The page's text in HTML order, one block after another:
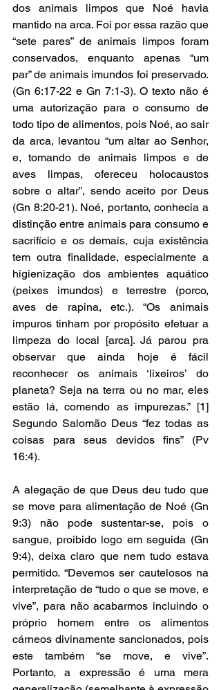
dos animais limpos que Noé havia
mantido na arca. Foi por essa razão que
“sete pares” de animais limpos foram
conservados, enquanto apenas “um
par” de animais imundos foi preservado.
(Gn 6:17-22 e Gn 7:1-3). O texto não é
uma autorização para o consumo de
todo tipo de alimentos, pois Noé, ao sair
da arca, levantou “um altar ao Senhor,
e, tomando de animais limpos e de
aves limpas, ofereceu holocaustos
sobre o altar”, sendo aceito por Deus
(Gn 8:20-21). Noé, portanto, conhecia a
distinção entre animais para consumo e
sacrifício e os demais, cuja existência
tem outra finalidade, especialmente a
higienização dos ambientes aquático
(peixes imundos) e terrestre (porco,
aves de rapina, etc.). “Os animais
impuros tinham por propósito efetuar a
limpeza do local [arca]. Já parou pra
observar que ainda hoje é fácil
reconhecer os animais ‘lixeiros’ do
planeta? Seja na terra ou no mar, eles
estão lá, comendo as impurezas.” [1]
Segundo Salomão Deus “fez todas as
coisas para seus devidos fins” (Pv
16:4).
A alegação de que Deus deu tudo que
se move para alimentação de Noé (Gn
9:3) não pode sustentar-se, pois o
sangue, proibido logo em seguida (Gn
9:4), deixa claro que nem tudo estava
permitido. “Devemos ser cautelosos na
interpretação de “tudo o que se move, e
vive”, para não acabarmos incluindo o
próprio homem entre os alimentos
cárneos divinamente sancionados, pois
este também “se move, e vive”.
Portanto, a expressão é uma mera